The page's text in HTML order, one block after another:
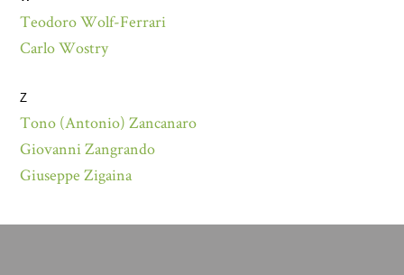
Teodoro Wolf-Ferrari
Carlo Wostry
Z
Tono (Antonio) Zancanaro
Giovanni Zangrando
Giuseppe Zigaina